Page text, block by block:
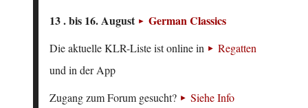
13 . bis 16. August German Classics
Die aktuelle KLR-Liste ist online in
Regatten
und in der App
Zugang zum Forum gesucht?
Siehe Info